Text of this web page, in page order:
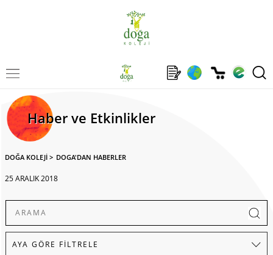
Haber ve Etkinlikler
DOĞA KOLEJİ > DOGA'DAN HABERLER
25 ARALIK 2018